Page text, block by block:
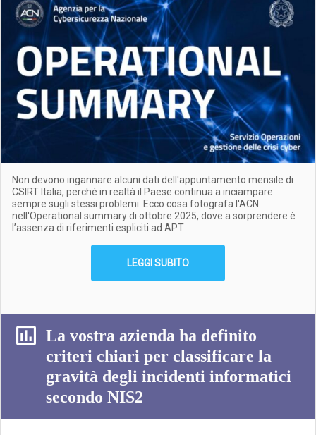
Non devono ingannare alcuni dati dell'appuntamento mensile di
CSIRT Italia, perché in realtà il Paese continua a inciampare
sempre sugli stessi problemi. Ecco cosa fotografa l'ACN
nell'Operational summary di ottobre 2025, dove a sorprendere è
l’assenza di riferimenti espliciti ad APT
LEGGI SUBITO
La vostra azienda ha definito
criteri chiari per classificare la
gravità degli incidenti informatici
secondo NIS2